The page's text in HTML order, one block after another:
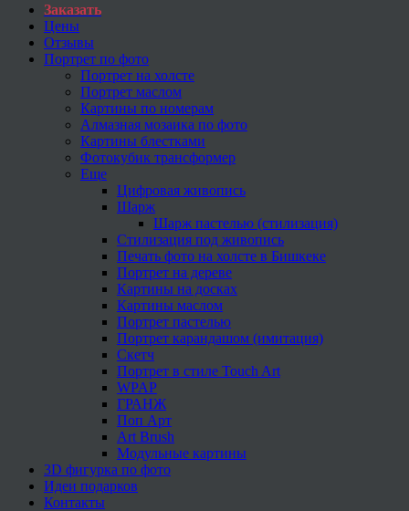
Заказать
Цены
Отзывы
Портрет по фото
Портрет на холсте
Портрет маслом
Картины по номерам
Алмазная мозаика по фото
Картины блестками
Фотокубик трансформер
Еще
Цифровая живопись
Шарж
Шарж пастелью (стилизация)
Стилизация под живопись
Печать фото на холсте в Бишкеке
Портрет на дереве
Картины на досках
Картины маслом
Портрет пастелью
Портрет карандашом (имитация)
Скетч
Портрет в стиле Touch Art
WPAP
ГРАНЖ
Поп Арт
Art Brush
Модульные картины
3D фигурка по фото
Идеи подарков
Контакты